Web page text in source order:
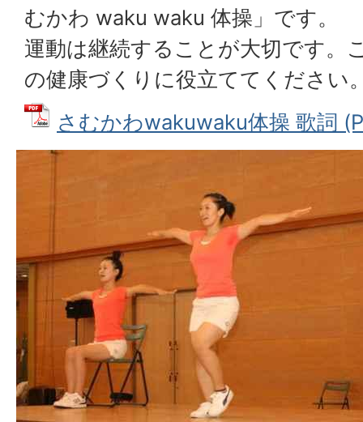
むかわ waku waku 体操」です。
運動は継続することが大切です。
の健康づくりに役立ててください
さむかわwakuwaku体操 歌詞